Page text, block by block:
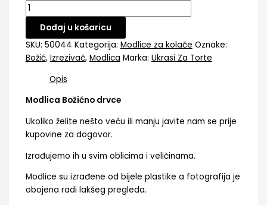
Dodaj u košaricu
SKU: 50044 Kategorija: Modlice za kolače Oznake:
Božić, Izrezivač, Modlica Marka: Ukrasi Za Torte
Opis
Modlica Božićno drvce
Ukoliko želite nešto veću ili manju javite nam se prije
kupovine za dogovor.
Izrađujemo ih u svim oblicima i veličinama.
Modlice su izrađene od bijele plastike a fotografija je
obojena radi lakšeg pregleda.